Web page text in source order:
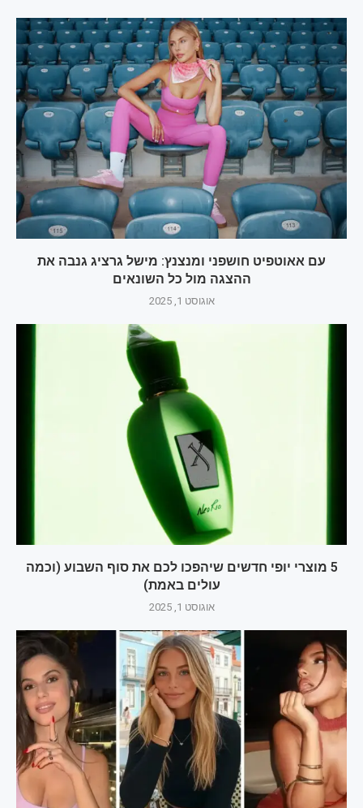
עם אאוטפיט חושפני ומנצנץ: מישל גרציג גנבה את
ההצגה מול כל השונאים
אוגוסט 1, 2025
5 מוצרי יופי חדשים שיהפכו לכם את סוף השבוע (וכמה
עולים באמת)
אוגוסט 1, 2025